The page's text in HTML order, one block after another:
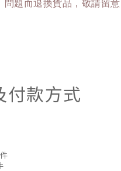
問題而退換貨品，敬請留
付款方式